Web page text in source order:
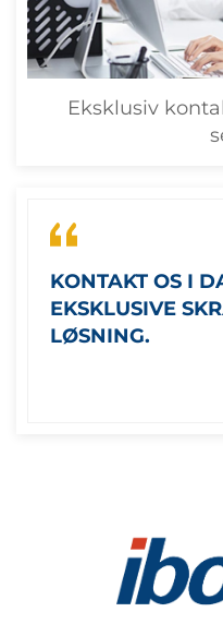
Eksklusiv
KONTAKT OS I
EKSKLUSIVE
LØSNING.